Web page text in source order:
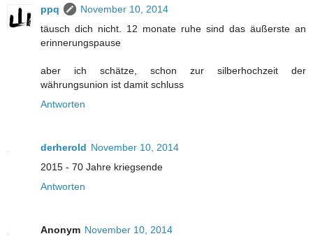
ppq
November 10, 2014
täusch dich nicht. 12 monate ruhe sind das äußerste an
erinnerungspause
aber ich schätze, schon zur silberhochzeit der
währungsunion ist damit schluss
Antworten
derherold November 10, 2014
2015 - 70 Jahre kriegsende
Antworten
Anonym November 10, 2014